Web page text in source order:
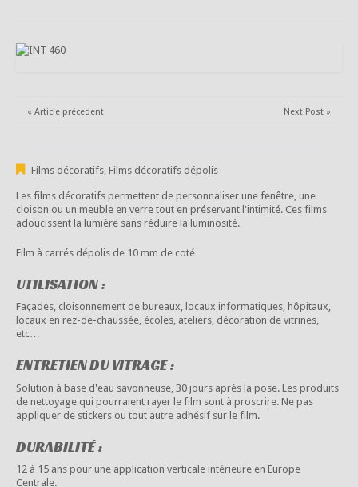
« Article précedent Next Post »
Films décoratifs Films décoratifs dépolis
Les films décoratifs permettent de personnaliser une fenêtre, une
cloison ou un meuble en verre tout en préservant l'intimité. Ces films
adoucissent la lumière sans réduire la luminosité.
Film à carrés dépolis de 10 mm de coté
UTILISATION :
Façades, cloisonnement de bureaux, locaux informatiques, hôpitaux,
locaux en rez-de-chaussée, écoles, ateliers, décoration de vitrines,
etc…
ENTRETIEN DU VITRAGE :
Solution à base d'eau savonneuse, 30 jours après la pose. Les produits
de nettoyage qui pourraient rayer le film sont à proscrire. Ne pas
appliquer de stickers ou tout autre adhésif sur le film.
DURABILITÉ :
12 à 15 ans pour une application verticale intérieure en Europe
Centrale.